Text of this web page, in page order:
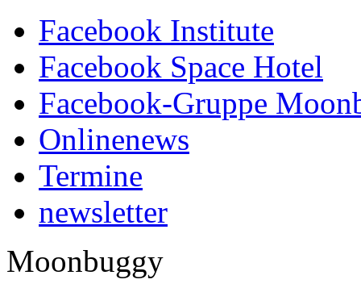
Facebook Institute
Facebook Space Hotel
Facebook-Gruppe
Onlinenews
Termine
newsletter
Moonbuggy